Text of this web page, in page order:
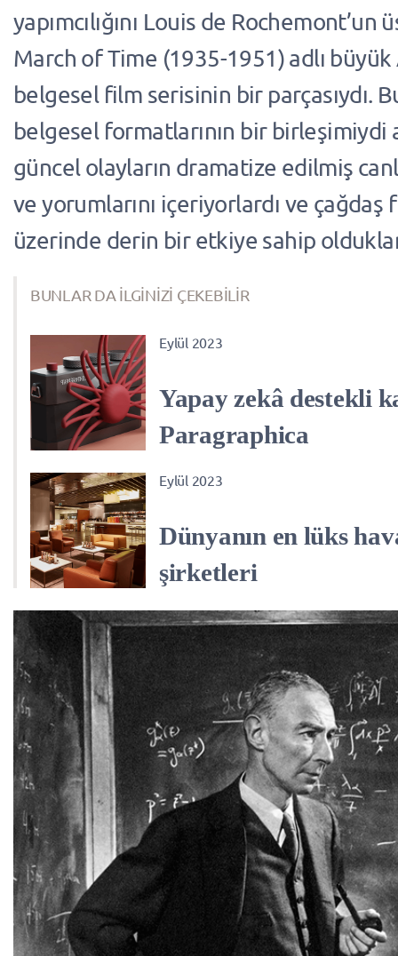
yapımcılığını Louis de Rochemont’un
March of Time (1935-1951) adlı
belgesel film serisinin bir parçasıydı.
belgesel formatlarının bir birleşimiydi
güncel olayların dramatize edilmiş
ve yorumlarını içeriyorlardı ve çağdaş
üzerinde derin bir etkiye sahip
BUNLAR DA İLGİNİZİ ÇEKEBİLİR
Eylül 2023
Yapay zekâ destekli
Paragraphica
Eylül 2023
Dünyanın en lüks
şirketleri